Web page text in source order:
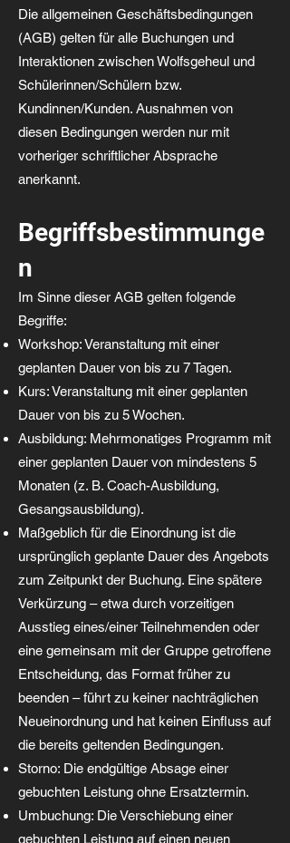
Die allgemeinen Geschäftsbedingungen
(AGB) gelten für alle Buchungen und
Interaktionen zwischen Wolfsgeheul und
Schülerinnen/Schülern bzw.
Kundinnen/Kunden. Ausnahmen von
diesen Bedingungen werden nur mit
vorheriger schriftlicher Absprache
anerkannt.
Begriffsbestimmunge
n
Im Sinne dieser AGB gelten folgende
Begriffe:
Workshop: Veranstaltung mit einer
geplanten Dauer von bis zu 7 Tagen.
Kurs: Veranstaltung mit einer geplanten
Dauer von bis zu 5 Wochen.
Ausbildung: Mehrmonatiges Programm mit
einer geplanten Dauer von mindestens 5
Monaten (z. B. Coach-Ausbildung,
Gesangsausbildung).
Maßgeblich für die Einordnung ist die
ursprünglich geplante Dauer des Angebots
zum Zeitpunkt der Buchung. Eine spätere
Verkürzung – etwa durch vorzeitigen
Ausstieg eines/einer Teilnehmenden oder
eine gemeinsam mit der Gruppe getroffene
Entscheidung, das Format früher zu
beenden – führt zu keiner nachträglichen
Neueinordnung und hat keinen Einfluss auf
die bereits geltenden Bedingungen.
Storno: Die endgültige Absage einer
gebuchten Leistung ohne Ersatztermin.
Umbuchung: Die Verschiebung einer
gebuchten Leistung auf einen neuen